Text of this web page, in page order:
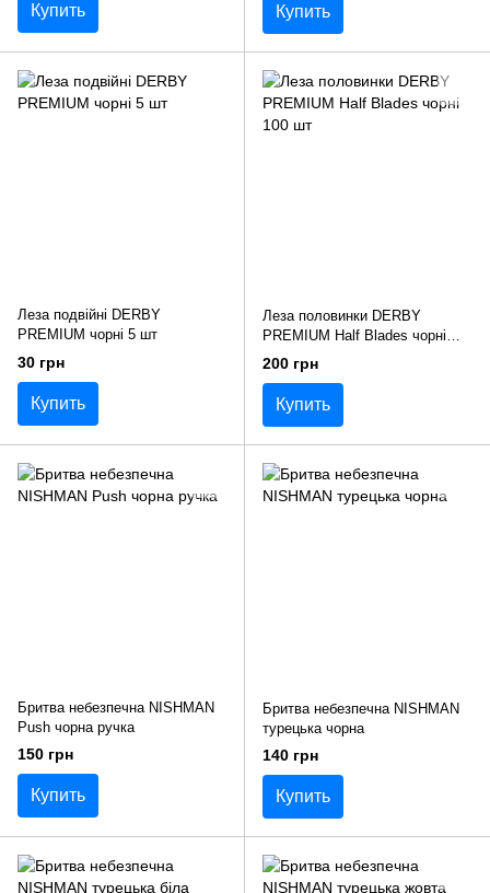
Купить Купить
Леза подвійні DERBY
PREMIUM чорні 5 шт
30 грн
Купить
Леза половинки DERBY
PREMIUM Half Blades чорні
100 шт
200 грн
Купить
Бритва небезпечна NISHMAN
Push чорна ручка
150 грн
Купить
Бритва небезпечна NISHMAN
турецька чорна
140 грн
Купить